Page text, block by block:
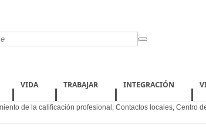
VIDA TRABAJAR INTEGRACIÓN
de la calificación profesional , Contactos locales, Centro